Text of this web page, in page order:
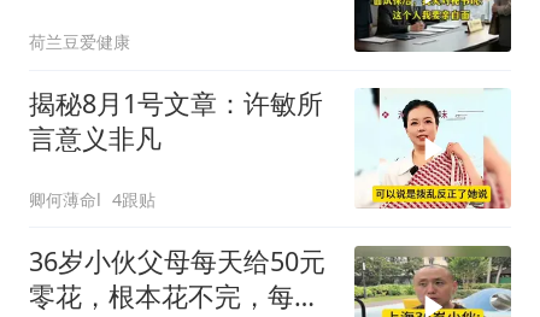
荷兰豆爱健康
揭秘8月1号文章：许敏所
言意义非凡
卿何薄命l 4跟贴
36岁小伙父母每天给50元
零花，根本花不完，每月